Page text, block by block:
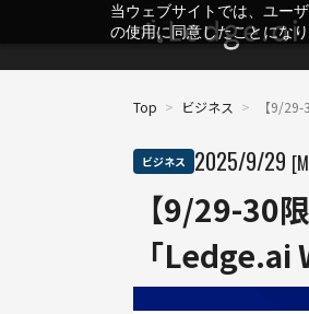
当ウェブサイトでは、ユー
の使用に同意したことになり
Top > ビジネス > 【9/
ビジネス 2025/9/29
【9/29-30
「